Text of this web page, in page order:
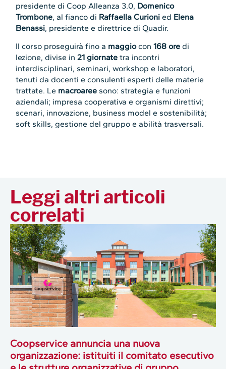
presidente di Coop Alleanza 3.0, Domenico
Trombone, al fianco di Raffaella Curionied Elena
Benassi, presidente e direttrice di Quadir.
Il corso proseguirà fino a maggiocon168 oredi
lezione, divise in21 giornate tra incontri
interdisciplinari, seminari, workshop e laboratori,
tenuti da docenti e consulenti esperti delle materie
trattate. Le macroaree sono: strategia e funzioni
aziendali; impresa cooperativa e organismi direttivi;
scenari, innovazione, business model e sostenibilità;
soft skills, gestione del gruppo e abilità trasversali.
Leggi altri articoli
correlati
Coopservice annuncia una nuova
organizzazione: istituiti il comitato esecutivo